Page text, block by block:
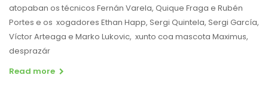
atopaban os técnicos Fernán Varela, Quique Fraga e Rubén
Portes e os xogadores Ethan Happ, Sergi Quintela, Sergi García,
Víctor Arteaga e Marko Lukovic, xunto coa mascota Maximus,
desprazár
Read more